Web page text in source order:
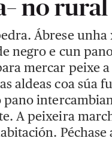
no rural
Ábrese
negro e cun
mercar peixe
aldeas coa súa
A peixeira
Péchase